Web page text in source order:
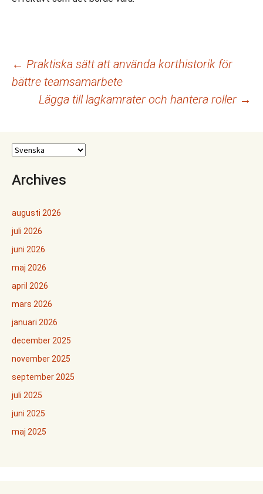
Inläggsnavigering
← Praktiska sätt att använda korthistorik för
bättre teamsamarbete
Lägga till lagkamrater och hantera roller →
Archives
augusti 2026
juli 2026
juni 2026
maj 2026
april 2026
mars 2026
januari 2026
december 2025
november 2025
september 2025
juli 2025
juni 2025
maj 2025